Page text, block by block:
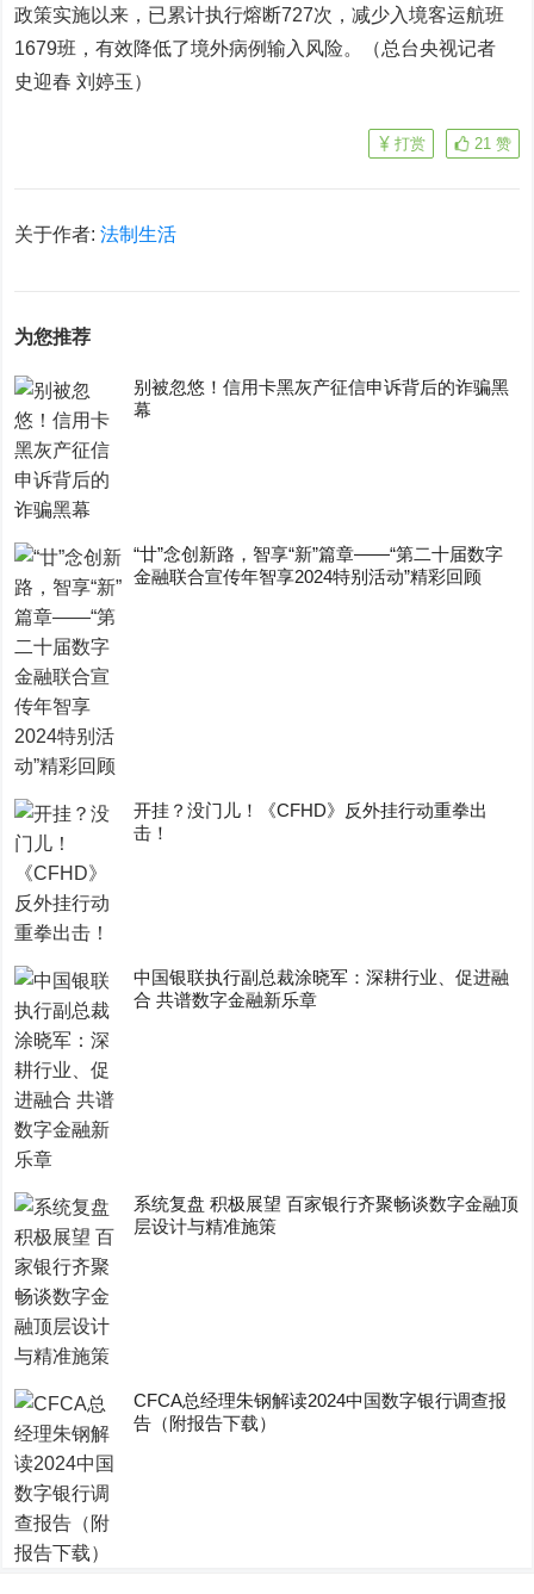
政策实施以来，已累计执行熔断727次，减少入境客运航班
1679班，有效降低了境外病例输入风险。（总台央视记者
史迎春 刘婷玉）
21 赞
打赏
关于作者:法制生活
为您推荐
别被忽悠！信用卡黑灰产征信申诉背后的诈骗黑
幕
“廿”念创新路，智享“新”篇章——“第二十届数字
金融联合宣传年智享2024特别活动”精彩回顾
开挂？没门儿！《CFHD》反外挂行动重拳出
击！
中国银联执行副总裁涂晓军：深耕行业、促进融
合 共谱数字金融新乐章
系统复盘 积极展望 百家银行齐聚畅谈数字金融顶
层设计与精准施策
CFCA总经理朱钢解读2024中国数字银行调查报
告（附报告下载）